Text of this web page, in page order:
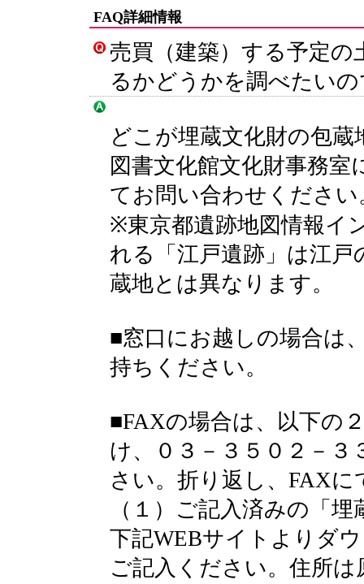
FAQ詳細情報
売買（建築）する予定
るかどうかを調べたい
どこが埋蔵文化財の包
図書文化館文化財事務
てお問い合わせください
※東京都遺跡地図情報イ
れる「江戸遺跡」は江
蔵地とは異なります。
■窓口にお越しの場合は
持ちください。
■FAXの場合は、以下の
け、０３－３５０２－
さい。折り返し、FAX
（１）ご記入済みの「
下記WEBサイトよりダ
ご記入ください。住所